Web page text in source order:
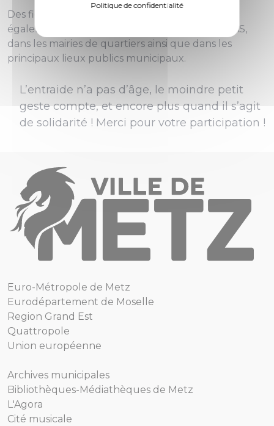
Politique de confidentialité
Des fiches de convivialité en format papier sont
également disponibles à l’Hôtel de Ville, au CCAS,
dans les mairies de quartiers ainsi que dans les
principaux lieux publics municipaux.
L’entraide n’a pas d’âge, le moindre petit
geste compte, et encore plus quand il s’agit
de solidarité ! Merci pour votre participation !
Euro-Métropole de Metz
Eurodépartement de Moselle
Region Grand Est
Quattropole
Union européenne
Archives municipales
Bibliothèques-Médiathèques de Metz
L'Agora
Cité musicale